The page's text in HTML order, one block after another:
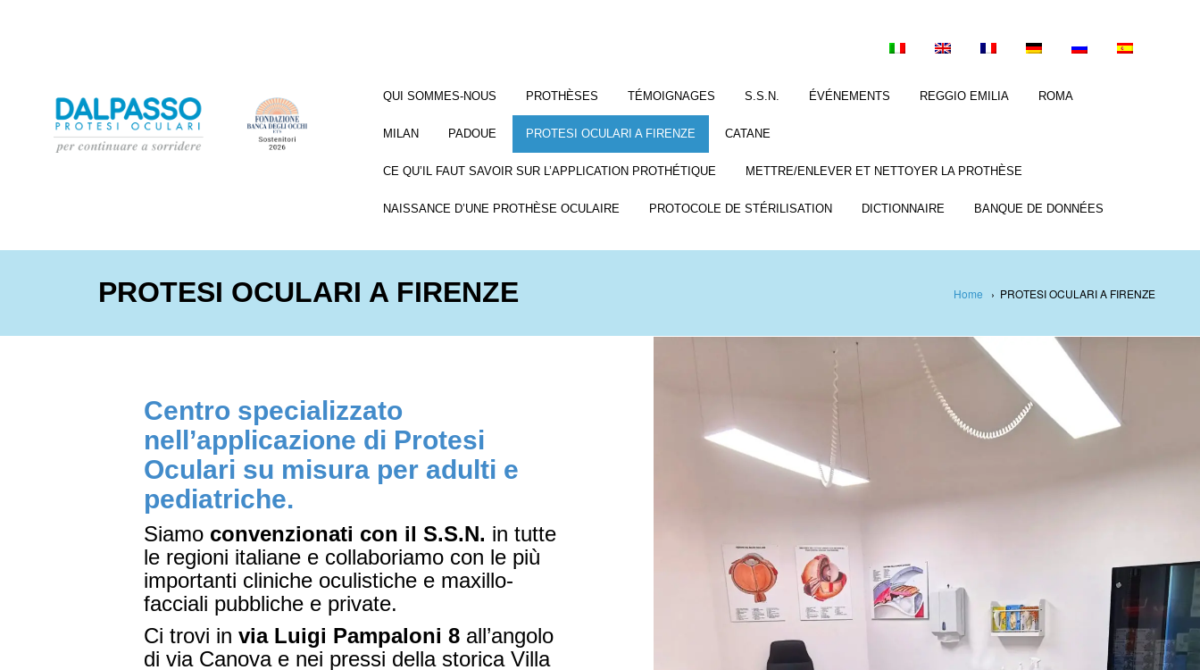
QUI SOMMES-NOUS PROTHÈSES TÉMOIGNAGES S.S.N. ÉVÉNEMENTS REGGIO EMILIA ROMA
MILAN PADOUE PROTESI OCULARI A FIRENZE CATANE
CE QU’IL FAUT SAVOIR SUR L’APPLICATION PROTHÉTIQUE METTRE/ENLEVER ET NETTOYER LA PROTHÈSE
NAISSANCE D’UNE PROTHÈSE OCULAIRE PROTOCOLE DE STÉRILISATION DICTIONNAIRE BANQUE DE DONNÉES
PROTESI OCULARI A FIRENZE Home › PROTESI OCULARI A FIRENZE
Centro specializzato
nell’applicazione di Protesi
Oculari su misura per adulti e
pediatriche.
Siamo convenzionati con il S.S.N. in tutte
le regioni italiane e collaboriamo con le più
importanti cliniche oculistiche e maxillo-
facciali pubbliche e private.
Ci trovi in via Luigi Pampaloni 8all’angolo
di via Canova e nei pressi della storica Villa